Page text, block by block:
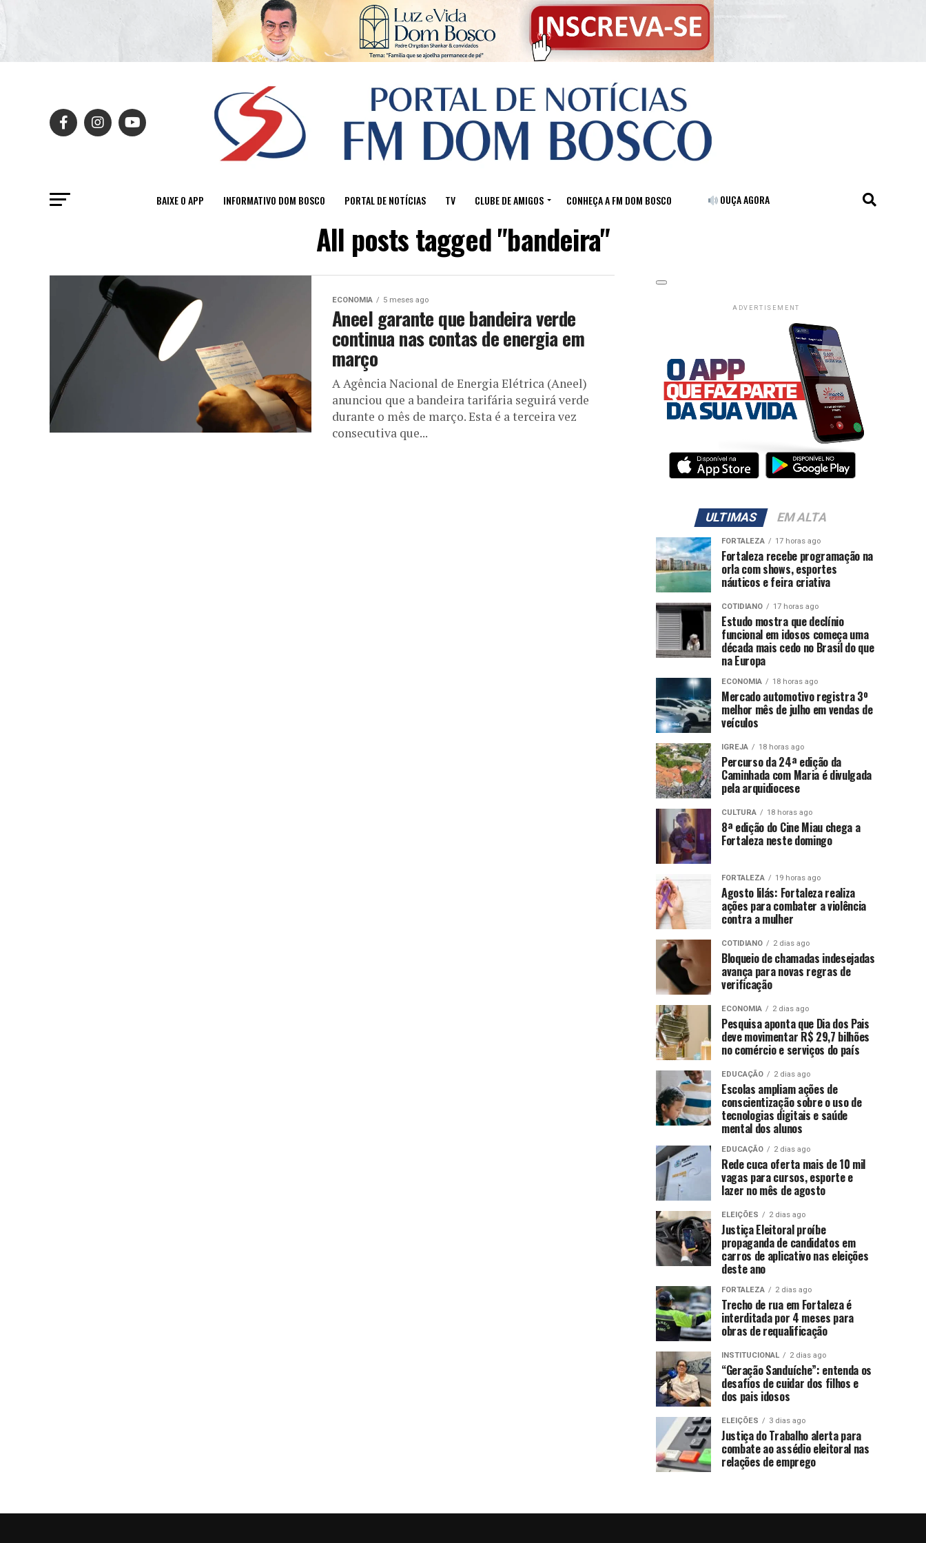
BAIXE O APP INFORMATIVO DOM BOSCO PORTAL DE NOTÍCIAS TV CLUBE DE AMIGOS CONHEÇA A FM DOM BOSCO OUÇA AGORA
All posts tagged "bandeira"
ECONOMIA 5 meses ago
Aneel garante que bandeira verde
continua nas contas de energia em
março
A Agência Nacional de Energia Elétrica (Aneel)
anunciou que a bandeira tarifária seguirá verde
durante o mês de março. Esta é a terceira vez
consecutiva que...
ADVERTISEMENT
ULTIMAS EM ALTA
FORTALEZA 17 horas ago
Fortaleza recebe programação na
orla com shows, esportes
náuticos e feira criativa
COTIDIANO 17 horas ago
Estudo mostra que declínio
funcional em idosos começa uma
década mais cedo no Brasil do que
na Europa
ECONOMIA 18 horas ago
Mercado automotivo registra 3º
melhor mês de julho em vendas de
veículos
IGREJA 18 horas ago
Percurso da 24ª edição da
Caminhada com Maria é divulgada
pela arquidiocese
CULTURA 18 horas ago
8ª edição do Cine Miau chega a
Fortaleza neste domingo
FORTALEZA 19 horas ago
Agosto lilás: Fortaleza realiza
ações para combater a violência
contra a mulher
COTIDIANO 2 dias ago
Bloqueio de chamadas indesejadas
avança para novas regras de
verificação
ECONOMIA 2 dias ago
Pesquisa aponta que Dia dos Pais
deve movimentar R$ 29,7 bilhões
no comércio e serviços do país
EDUCAÇÃO 2 dias ago
Escolas ampliam ações de
conscientização sobre o uso de
tecnologias digitais e saúde
mental dos alunos
EDUCAÇÃO 2 dias ago
Rede cuca oferta mais de 10 mil
vagas para cursos, esporte e
lazer no mês de agosto
ELEIÇÕES 2 dias ago
Justiça Eleitoral proíbe
propaganda de candidatos em
carros de aplicativo nas eleições
deste ano
FORTALEZA 2 dias ago
Trecho de rua em Fortaleza é
interditada por 4 meses para
obras de requalificação
INSTITUCIONAL 2 dias ago
“Geração Sanduíche”: entenda os
desafios de cuidar dos filhos e
dos pais idosos
ELEIÇÕES 3 dias ago
Justiça do Trabalho alerta para
combate ao assédio eleitoral nas
relações de emprego